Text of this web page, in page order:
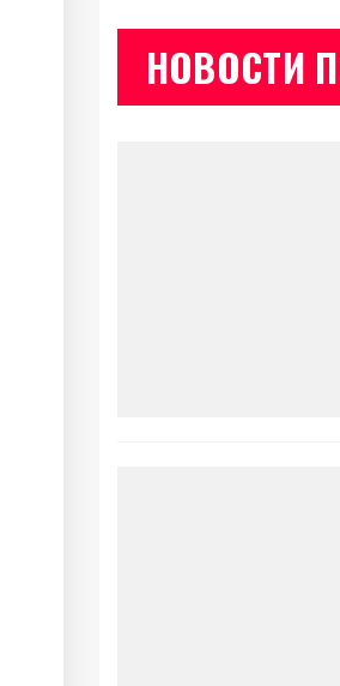
НОВОСТИ